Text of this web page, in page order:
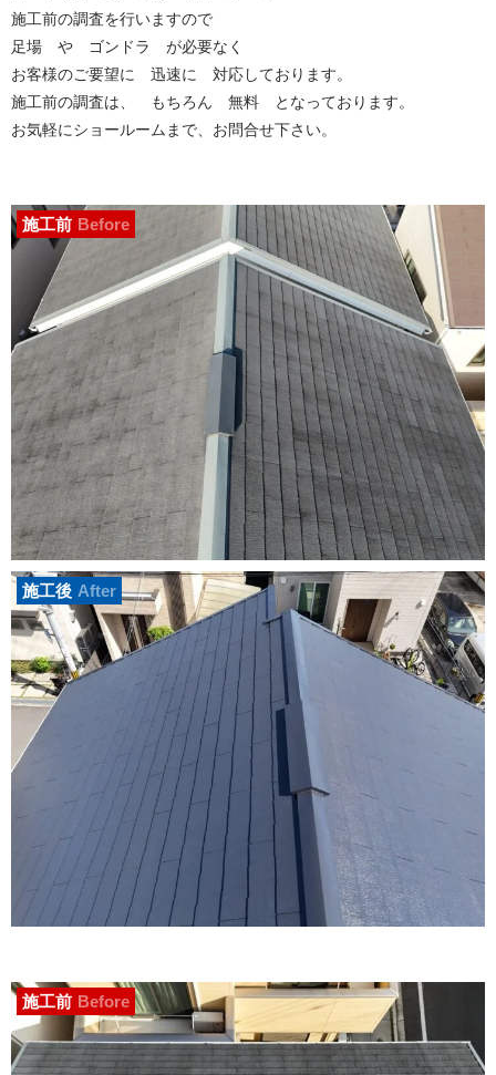
施工前の調査を行いますので
足場 や ゴンドラ が必要なく
お客様のご要望に 迅速に 対応しております。
施工前の調査は、 もちろん 無料 となっております。
お気軽にショールームまで、お問合せ下さい。
施工前 Before
施工後 After
施工前 Before